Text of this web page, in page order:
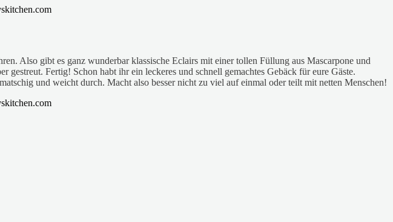
Also gibt es ganz wunderbar klassische Eclairs mit einer tollen Füllung aus Mascarpone und
gestreut. Fertig! Schon habt ihr ein leckeres und schnell gemachtes Gebäck für eure Gäste.
und weicht durch. Macht also besser nicht zu viel auf einmal oder teilt mit netten Menschen!